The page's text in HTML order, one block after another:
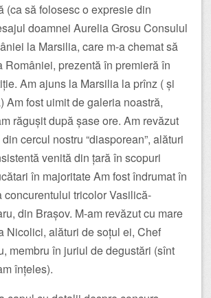
(ca să folosesc o expresie din
doamnei Aurelia Grosu Consulul
la Marsilia, care m-a chemat să
României, prezentă în premieră în
Am ajuns la Marsilia la prînz ( și
Am fost uimit de galeria noastră,
răgușit după șase ore. Am revăzut
cercul nostru “diasporean”, alături
venită din țară în scopuri
în majoritate Am fost îndrumat în
concurentului tricolor Vasilică-
din Brașov. M-am revăzut cu mare
Nicolici, alături de soțul ei, Chef
membru în juriul de degustări (sînt
înțeles).